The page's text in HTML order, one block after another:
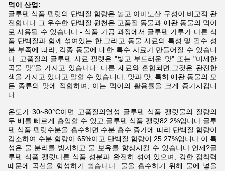
먹이 산업:
글루텐 식품 펠릿의 단백질 함량은 높고 아미노산 구성이 비교적 완
전합니다.그 우수한 단백질 원천은 고품질 동물과 애완 동물의 먹이
로 사용될 수 있습니다.- 식품 가공 과정에서 글루텐 가루가 다른 식
품 단백질과 함께 섞여있는 한,그리고 동물 사료의 특성 및 필수 성
분 부족에 따라, 각종 동물에 대한 특수 사료가 만들어질 수 있습니
다. 고품질의 글루텐 사료 필렛은 "빛고 부드러운 맛" 또는 "미세한
곡물 맛"을 가지고 있습니다. 다른 재료와 혼합되면,그것은 완전한
색을 가지고 있다고 말할 수 있습니다, 맛과 맛, 특히 애완 동물의 모
든 종류의 맛에 적합하며, 이는 먹이의 활용률을 크게 증가시킵니
다.
온도가 30~80°C이면 고품질의열성 글루텐 식품 펠릿물의 질량의
두 배를 빠르게 흡입할 수 있고, 글루텐 식품 펠릿82.2%입니다. 글루
텐 식품 펠릿수분을 흡수하면 수분 흡수 증가에 따라 단백질 함량이
감소하여 수분 함량이 65%이고 단백질 함량이 25.27%입니다.이 특
성은 물 분리를 방지하고 물 보유를 향상시킬 수 있습니다.언제?글
루텐 식품 펠릿다른 식품 성분과 완전히 섞여 있으며, 강한 접착력
때문에 곡선을 형성하기 쉽습니다. 물을 흡수하기 위해 물에 넣을